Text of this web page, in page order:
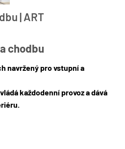
| ART
chodbu
navržený pro vstupní a
každodenní provoz a dává